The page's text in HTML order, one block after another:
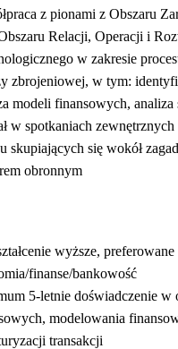
z pionami z Obszaru
Relacji, Operacji i
w zakresie
zbrojeniowej, w tym:
modeli finansowych,
w spotkaniach
skupiających się wokół
obronnym
wyższe,
finanse/bankowość
5-letnie doświadczenie w
modelowania
transakcji